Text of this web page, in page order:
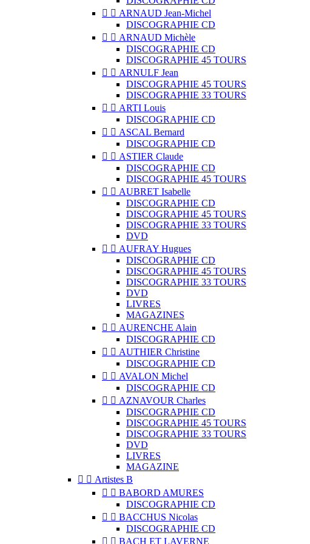
  ARNAUD Jean-Michel
DISCOGRAPHIE CD
  ARNAUD Michèle
DISCOGRAPHIE CD
DISCOGRAPHIE 45 TOURS
  ARNULF Jean
DISCOGRAPHIE 45 TOURS
DISCOGRAPHIE 33 TOURS
  ARTI Louis
DISCOGRAPHIE CD
  ASCAL Bernard
DISCOGRAPHIE CD
  ASTIER Claude
DISCOGRAPHIE CD
DISCOGRAPHIE 45 TOURS
  AUBRET Isabelle
DISCOGRAPHIE CD
DISCOGRAPHIE 45 TOURS
DISCOGRAPHIE 33 TOURS
DVD
  AUFRAY Hugues
DISCOGRAPHIE CD
DISCOGRAPHIE 45 TOURS
DISCOGRAPHIE 33 TOURS
DVD
LIVRES
MAGAZINES
  AURENCHE Alain
DISCOGRAPHIE CD
  AUTHIER Christine
DISCOGRAPHIE CD
  AVALON Michel
DISCOGRAPHIE CD
  AZNAVOUR Charles
DISCOGRAPHIE CD
DISCOGRAPHIE 45 TOURS
DISCOGRAPHIE 33 TOURS
DVD
LIVRES
MAGAZINE
  Artistes B
  BABORD AMURES
DISCOGRAPHIE CD
  BACCHUS Nicolas
DISCOGRAPHIE CD
  BACH ET LAVERNE